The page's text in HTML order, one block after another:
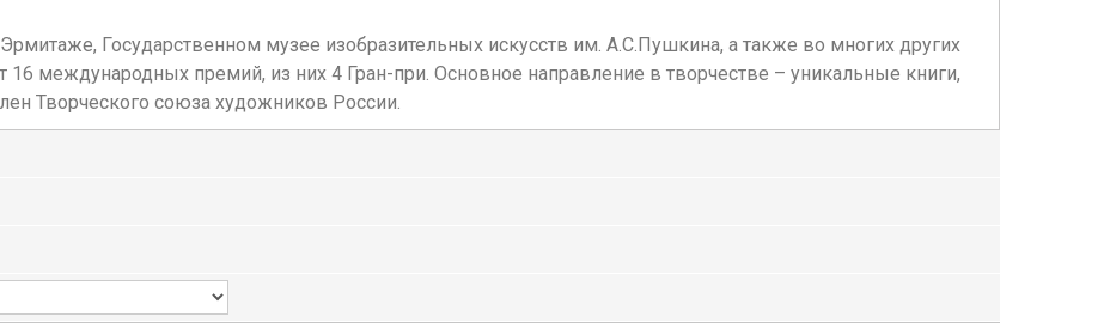
Государственном музее изобразительных искусств им. А.С.Пушкина, а также во многих других
международных премий, из них 4 Гран-при. Основное направление в творчестве – уникальные книги,
Творческого союза художников России.